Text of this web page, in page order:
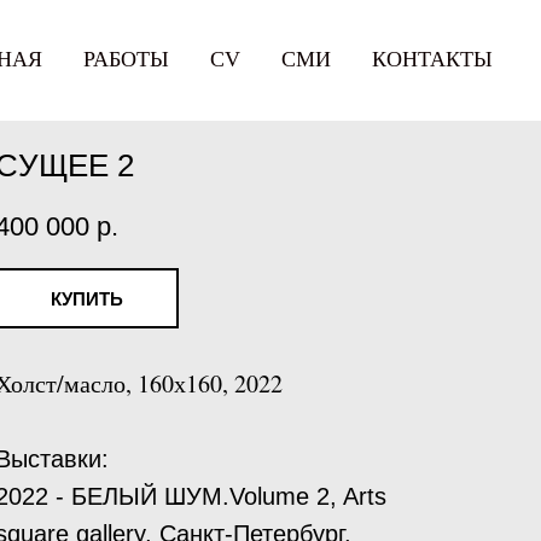
РАБОТЫ СV СМИ КОНТАКТЫ
2
000 р.
КУПИТЬ
масло, 160х160, 2022
- БЕЛЫЙ ШУМ.Volume 2, Arts
gallery, Санкт-Петербург,